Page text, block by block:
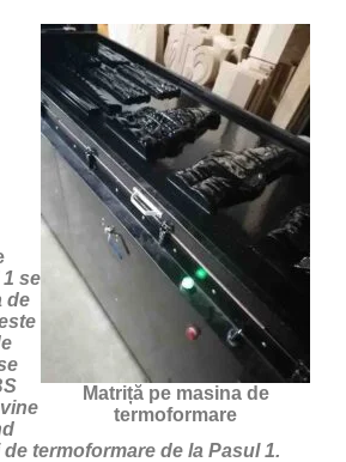
Matriță pe masina de
termoformare
se
de
termoformare de la Pasul 1.